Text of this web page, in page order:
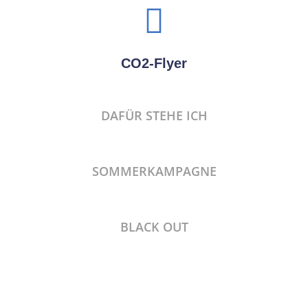
CO2-Flyer
DAFÜR STEHE ICH
SOMMERKAMPAGNE
BLACK OUT